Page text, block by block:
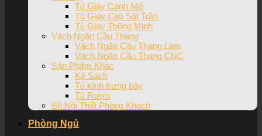
Tủ Giày Cánh Mở
Tủ Giày Cao Sát Trần
Tủ Giày Thông Minh
Vách Ngăn Cầu Thang
Vách Ngăn Cầu Thang Lam
Vách Ngăn Cầu Thang CNC
Sản Phẩm Khác
Kệ Sách
Tủ kính trưng bày
Tủ Rượu
Bộ Nội Thất Phòng Khách
Phòng Ngủ